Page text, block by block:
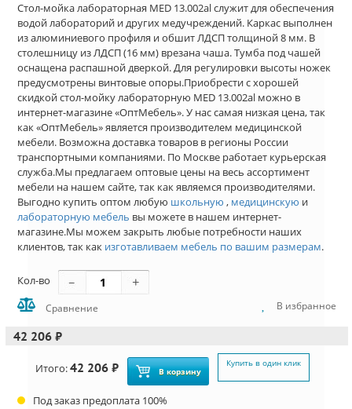
Стол-мойка лабораторная MED 13.002al служит для обеспечения
водой лабораторий и других медучреждений. Каркас выполнен
из алюминиевого профиля и обшит ЛДСП толщиной 8 мм. В
столешницу из ЛДСП (16 мм) врезана чаша. Тумба под чашей
оснащена распашной дверкой. Для регулировки высоты ножек
предусмотрены винтовые опоры.Приобрести с хорошей
скидкой стол-мойку лабораторную MED 13.002al можно в
интернет-магазине «ОптМебель». У нас самая низкая цена, так
как «ОптМебель» является производителем медицинской
мебели. Возможна доставка товаров в регионы России
транспортными компаниями. По Москве работает курьерская
служба.Мы предлагаем оптовые цены на весь ассортимент
мебели на нашем сайте, так как являемся производителями.
Выгодно купить оптом любую школьную , медицинскую и
лабораторную мебель вы можете в нашем интернет-
магазине.Мы можем закрыть любые потребности наших
клиентов, так как изготавливаем мебель по вашим размерам.
Кол-во
Сравнение В избранное
42 206 ₽
Итого:42 206 ₽ В корзину
Купить в один клик
Под заказ предоплата 100%